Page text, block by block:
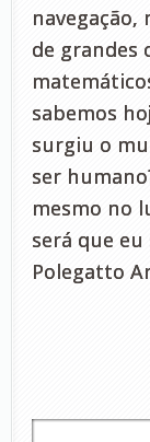
navegação,
de grandes
sabemos
surgiu o
ser
mesmo no
será que
Polegatto